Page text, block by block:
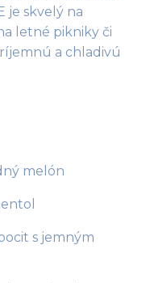
je skvelý na
letné pikniky či
a chladivú
melón
s jemným